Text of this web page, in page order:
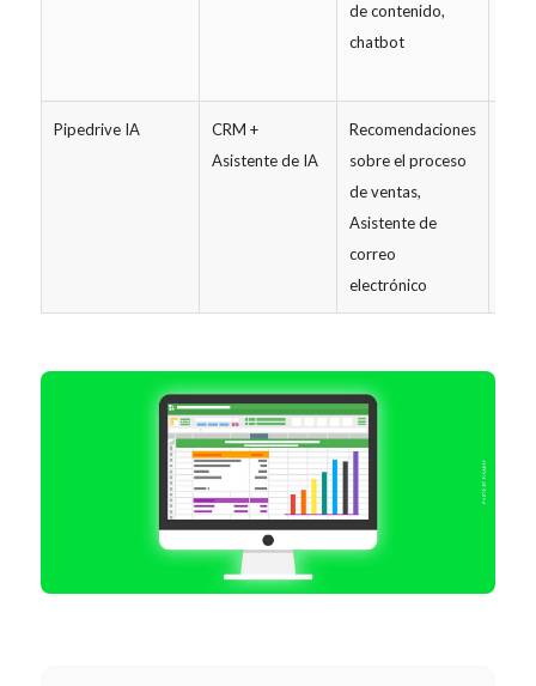
de contenido,
chatbot
Pipedrive IA
CRM +
Asistente de IA
Recomendaciones
sobre el proceso
de ventas,
Asistente de
correo
electrónico